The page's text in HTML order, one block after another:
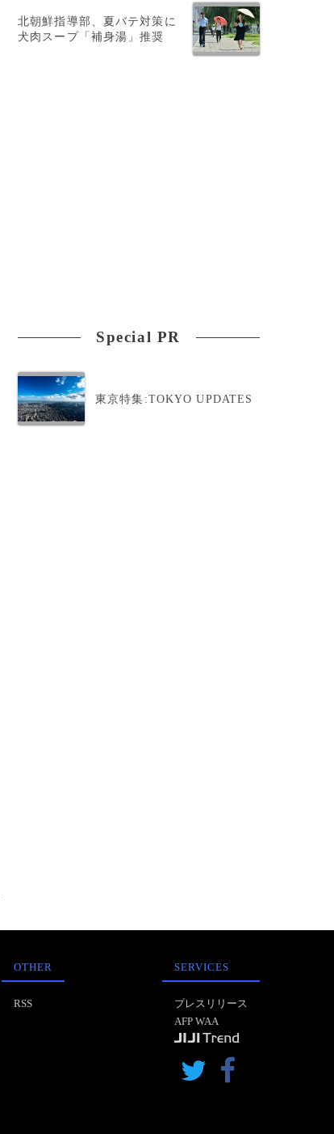
北朝鮮指導部、夏バテ対策に
犬肉スープ「補身湯」推奨
Special PR
東京特集:TOKYO UPDATES
OTHER
RSS
SERVICES
プレスリリース
AFP WAA